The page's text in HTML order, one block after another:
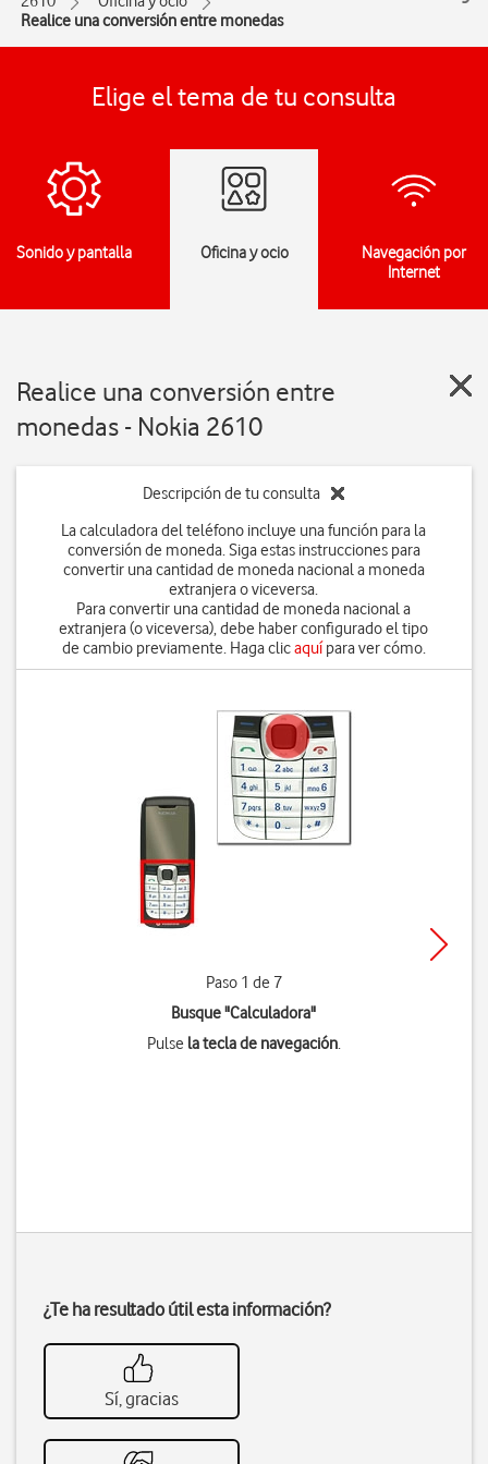
Realice una conversión entre monedas
Elige el tema de tu consulta
Sonido y pantalla Oficina y ocio
Navegación por
Internet
Realice una conversión entre
monedas - Nokia 2610
Descripción de tu consulta
La calculadora del teléfono incluye una función para la
conversión de moneda. Siga estas instrucciones para
convertir una cantidad de moneda nacional a moneda
extranjera o viceversa.
Para convertir una cantidad de moneda nacional a
extranjera (o viceversa), debe haber configurado el tipo
de cambio previamente. Haga clicaquípara ver cómo.
Paso 1 de 7
Busque "Calculadora"
Pulse la tecla de navegación.
¿Te ha resultado útil esta información?
Sí, gracias